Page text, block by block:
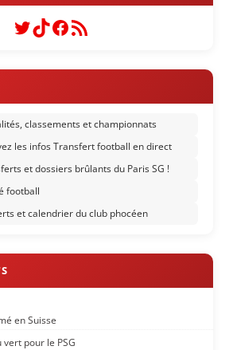
Twitter
TikTok
Facebook
Flux RSS
classements et championnats
les infos Transfert football en direct
et dossiers brûlants du Paris SG !
football
et calendrier du club phocéen
en Suisse
vert pour le PSG